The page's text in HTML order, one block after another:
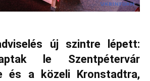
új szintre lépett:
le Szentpétervár
és a közeli Kronstadtra,